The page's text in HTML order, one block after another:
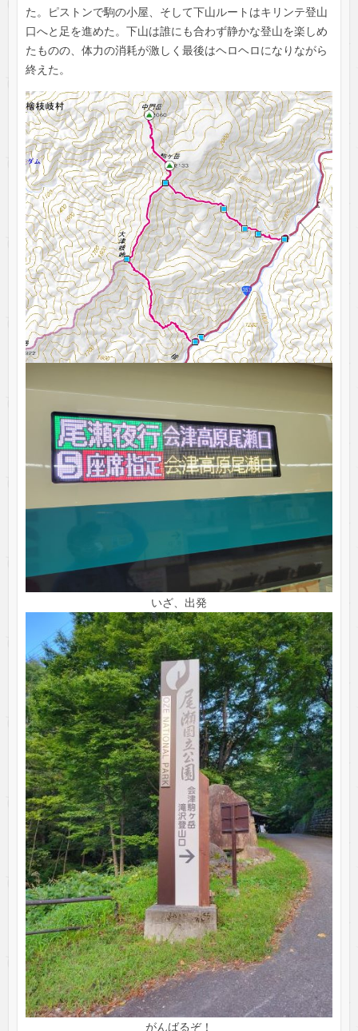
た。ピストンで駒の小屋、そして下山ルートはキリンテ登山
口へと足を進めた。下山は誰にも合わず静かな登山を楽しめ
たものの、体力の消耗が激しく最後はヘロヘロになりながら
終えた。
いざ、出発
がんばるぞ！